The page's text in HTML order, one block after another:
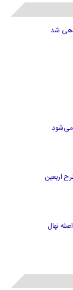
می‌شود